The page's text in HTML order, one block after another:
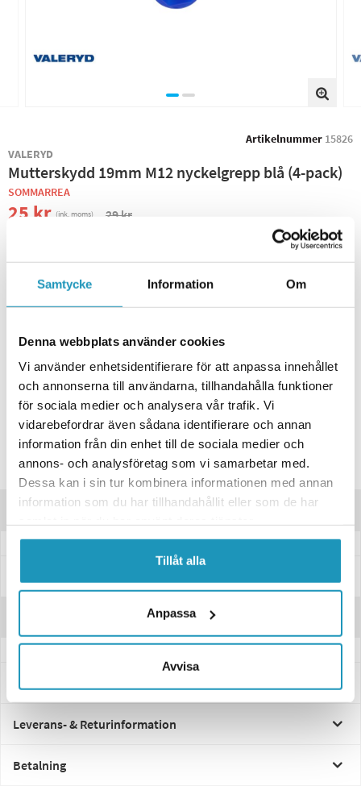
Samtycke Information Om
Denna webbplats använder cookies
Vi använder enhetsidentifierare för att anpassa innehållet
och annonserna till användarna, tillhandahålla funktioner
för sociala medier och analysera vår trafik. Vi
vidarebefordrar även sådana identifierare och annan
information från din enhet till de sociala medier och
annons- och analysföretag som vi samarbetar med.
Dessa kan i sin tur kombinera informationen med annan
information som du har tillhandahållit eller som de har
Tillåt alla
Anpassa
Avvisa
Artikelnummer 15826
VALERYD
Mutterskydd 19mm M12 nyckelgrepp blå (4-pack)
SOMMARREA
25 kr (ink. moms) 29 kr
ONLINELAGER
I LAGER Skickas Omgående
BUTIKSLAGER 0 I LAGER
Lägsta pris de senaste 30-dagarna:25 kr
Leverans- & Returinformation
Spara produkt
Frågor om produkten?
Produktinformation
Frågor och svar
Leverans- & Returinformation
Betalning